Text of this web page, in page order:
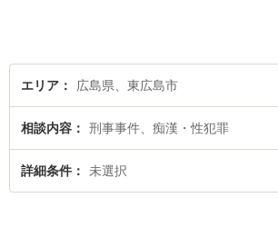
エリア 広島県、東広島市
相談内容 刑事事件、痴漢・性犯罪
詳細条件 未選択